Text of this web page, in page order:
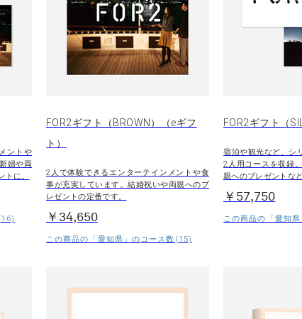
ントや
婦や両
に。
FOR2ギフト（BROWN）（eギフ
ト）
2人で体験できるエンターテインメントや食
事が充実しています。結婚祝いや両親へのプ
レゼントの定番です。
￥34,650
この商品の「愛知県」のコース数(15)
FOR2ギフト（
宿泊や観光など、シ
2人用コースを収録
親へのプレゼントな
￥57,750
この商品の「愛知